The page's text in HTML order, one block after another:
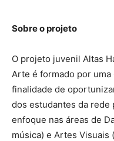
Sobre o projeto
O projeto juvenil Altas
Arte é formado por
finalidade de
dos estudantes da rede
enfoque nas áreas de
música) e Artes Visuais